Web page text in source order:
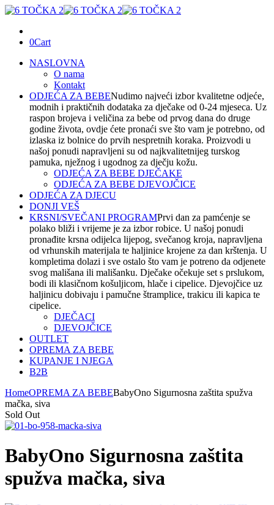
0Cart
NASLOVNA
O nama
Kontakt
ODJEĆA ZA BEBENudimo najveći izbor kvalitetne odjeće,
modnih i praktičnih dodataka za dječake od 0-24 mjeseca. Uz
raspon brojeva i veličina za bebe od prvog dana do druge
godine života, ovdje ćete pronaći sve što vam je potrebno, od
izlaska iz bolnice do prvih nespretnih koraka. Proizvodi u
našoj ponudi napravljeni su od najkvalitetnijeg turskog
pamuka, nježnog i ugodnog za dječju kožu.
ODJEĆA ZA BEBE DJEČAKE
ODJEĆA ZA BEBE DJEVOJČICE
ODJEĆA ZA DJECU
DONJI VEŠ
KRSNI/SVEČANI PROGRAMPrvi dan za pamćenje se
polako bliži i vrijeme je za izbor robice. U našoj ponudi
pronađite krsna odijelca lijepog, svečanog kroja, napravljena
od vrhunskih materijala te haljinice krojene za dan krštenja. U
kompletima dolazi i sve ostalo što vam je potreno da odjenete
svog mališana ili mališanku. Dječake očekuje set s prslukom,
bodi ili klasičnom košuljicom, hlače i cipelice. Djevojčice uz
haljinicu dobivaju i pamučne štramplice, trakicu ili kapica te
cipelice.
DJEČACI
DJEVOJČICE
OUTLET
OPREMA ZA BEBE
KUPANJE I NJEGA
B2B
HomeOPREMA ZA BEBEBabyOno Sigurnosna zaštita spužva
mačka, siva
Sold Out
BabyOno Sigurnosna zaštita
spužva mačka, siva